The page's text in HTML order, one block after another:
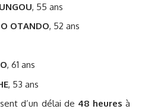
, 55 ans
OTANDO, 52 ans
, 61 ans
, 53 ans
d’un délai de 48 heures à